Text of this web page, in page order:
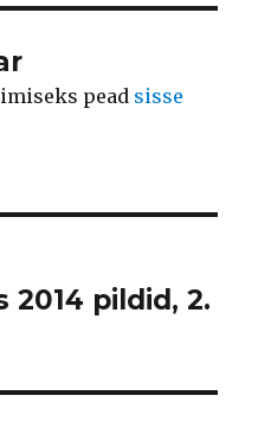
pead sisse
2014 pildid, 2.